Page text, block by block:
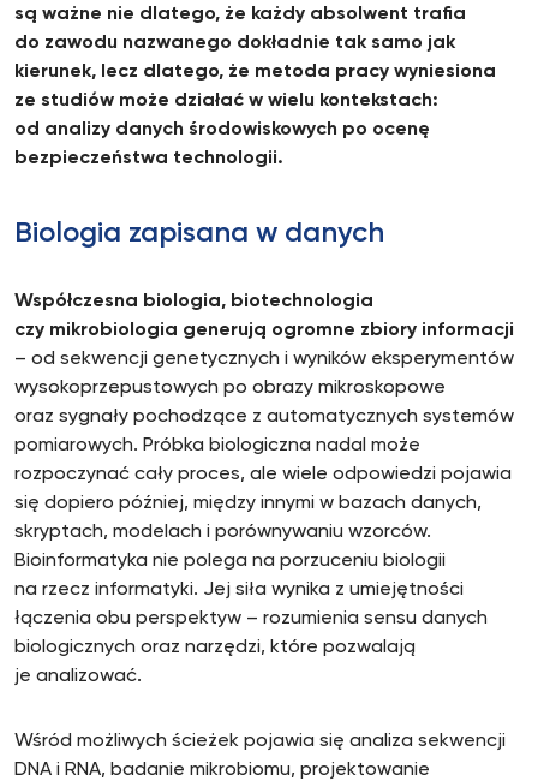
są ważne nie dlatego, że każdy absolwent trafia
do zawodu nazwanego dokładnie tak samo jak
kierunek, lecz dlatego, że metoda pracy wyniesiona
ze studiów może działać w wielu kontekstach:
od analizy danych środowiskowych po ocenę
bezpieczeństwa technologii.
Biologia zapisana w danych
Współczesna biologia, biotechnologia
czy mikrobiologia generują ogromne zbiory informacji
– od sekwencji genetycznych i wyników eksperymentów
wysokoprzepustowych po obrazy mikroskopowe
oraz sygnały pochodzące z automatycznych systemów
pomiarowych. Próbka biologiczna nadal może
rozpoczynać cały proces, ale wiele odpowiedzi pojawia
się dopiero później, między innymi w bazach danych,
skryptach, modelach i porównywaniu wzorców.
Bioinformatyka nie polega na porzuceniu biologii
na rzecz informatyki. Jej siła wynika z umiejętności
łączenia obu perspektyw – rozumienia sensu danych
biologicznych oraz narzędzi, które pozwalają
je analizować.
Wśród możliwych ścieżek pojawia się analiza sekwencji
DNA i RNA, badanie mikrobiomu, projektowanie